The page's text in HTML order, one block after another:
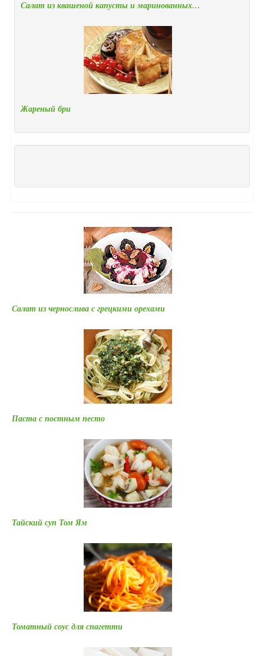
Салат из квашеной капусты и маринованных…
Жареный бри
Салат из чернослива с грецкими орехами
Паста с постным песто
Тайский суп Том Ям
Томатный соус для спагетти